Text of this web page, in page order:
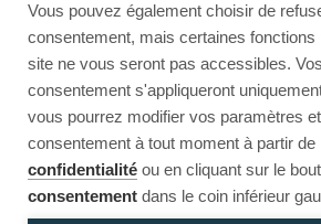
Vous pouvez également choisir de
consentement, mais certaines fonctions
site ne vous seront pas accessibles.
consentement s'appliqueront
vous pourrez modifier vos paramètres
consentement à tout moment à partir de
confidentialité ou en cliquant sur le
consentement dans le coin inférieur
Reload Back